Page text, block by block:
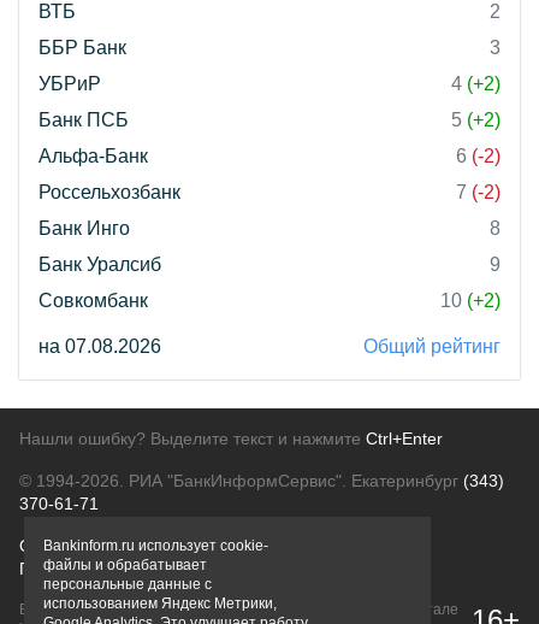
ВТБ
2
ББР Банк
3
УБРиР
4 (+2)
Банк ПСБ
5 (+2)
Альфа-Банк
6 (-2)
Россельхозбанк
7 (-2)
Банк Инго
8
Банк Уралсиб
9
Совкомбанк
10 (+2)
на 07.08.2026 Общий рейтинг
Нашли ошибку? Выделите текст и нажмите Ctrl+Enter
© 1994-2026. РИА "БанкИнформСервис". Екатеринбург (343)
370-61-71
О проектеПолитика конфиденциальности
Правовая информацияДля рекламодателей
Вся информация о продуктах банков, размещенная на портале
Bankinform.ru использует cookie-
файлы и обрабатывает
персональные данные с
использованием Яндекс Метрики,